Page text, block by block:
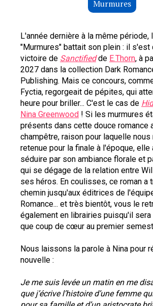
Murmures
L'année dernière à la même période,
"Murmures" battait son plein : il s'est
victoire de Sanctified de E.Thorn, à
2027 dans la collection Dark
Publishing. Mais ce concours,
Fyctia, regorgeait de pépites, qui
heure pour briller... C'est le cas de
Nina Greenwood ! Si les murmures
présents dans cette douce romance
champêtre, raison pour laquelle
retenue pour la finale à l'époque, elle
séduire par son ambiance florale et
qui se dégage de la relation entre
ses héros. En coulisses, ce roman a
chemin jusqu'aux éditrices de
Romance... et très bientôt, vous le
également en librairies puisqu'il sera
que coup de cœur au premier
Nous laissons la parole à Nina pour
nouvelle :
Je me suis levée un matin en me
que j’écrive l’histoire d’une femme